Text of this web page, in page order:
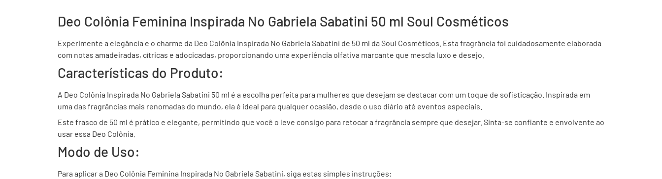
Deo Colônia Feminina Inspirada No Gabriela Sabatini 50 ml Soul Cosméticos
Experimente a elegância e o charme da Deo Colônia Inspirada No Gabriela Sabatini de 50 ml da Soul Cosméticos. Esta fragrância foi cuidadosamente elaborada
com notas amadeiradas, cítricas e adocicadas, proporcionando uma experiência olfativa marcante que mescla luxo e desejo.
Características do Produto:
A Deo Colônia Inspirada No Gabriela Sabatini 50 ml é a escolha perfeita para mulheres que desejam se destacar com um toque de sofisticação. Inspirada em
uma das fragrâncias mais renomadas do mundo, ela é ideal para qualquer ocasião, desde o uso diário até eventos especiais.
Este frasco de 50 ml é prático e elegante, permitindo que você o leve consigo para retocar a fragrância sempre que desejar. Sinta-se confiante e envolvente ao
usar essa Deo Colônia.
Modo de Uso:
Para aplicar a Deo Colônia Feminina Inspirada No Gabriela Sabatini, siga estas simples instruções: